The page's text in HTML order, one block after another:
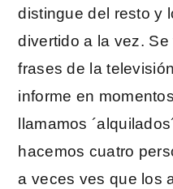
distingue del resto y
divertido a la vez.
frases de la
informe en
llamamos
hacemos cuatro
a veces ves que los